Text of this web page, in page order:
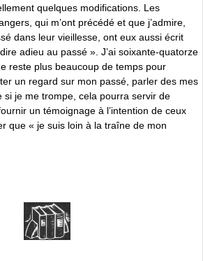
quelques modifications. Les
qui m’ont précédé et que j’admire,
dans leur vieillesse, ont eux aussi écrit
adieu au passé ». J’ai soixante-quatorze
reste plus beaucoup de temps pour
un regard sur mon passé, parler des mes
si je me trompe, cela pourra servir de
un témoignage à l’intention de ceux
que « je suis loin à la traîne de mon